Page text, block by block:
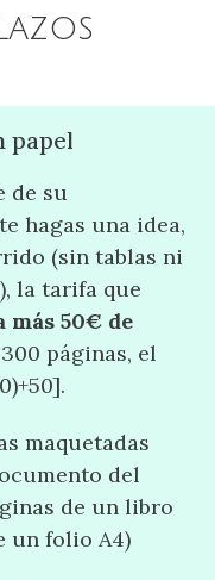
papel
de su
hagas una idea,
(sin tablas ni
la tarifa que
más 50€ de
páginas, el
maquetadas
del
de un libro
un folio A4)